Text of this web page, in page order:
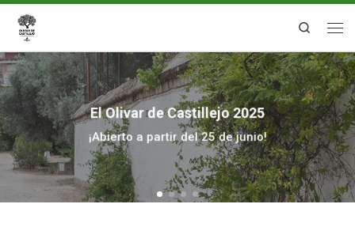
Search
El Olivar de Castillejo 2025
¡Abierto a partir del 25 de junio!